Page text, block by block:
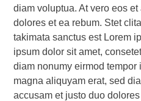
diam voluptua. At vero eos
dolores et ea rebum. Stet
takimata sanctus est Lorem
ipsum dolor sit amet,
diam nonumy eirmod
magna aliquyam erat, sed
accusam et justo duo